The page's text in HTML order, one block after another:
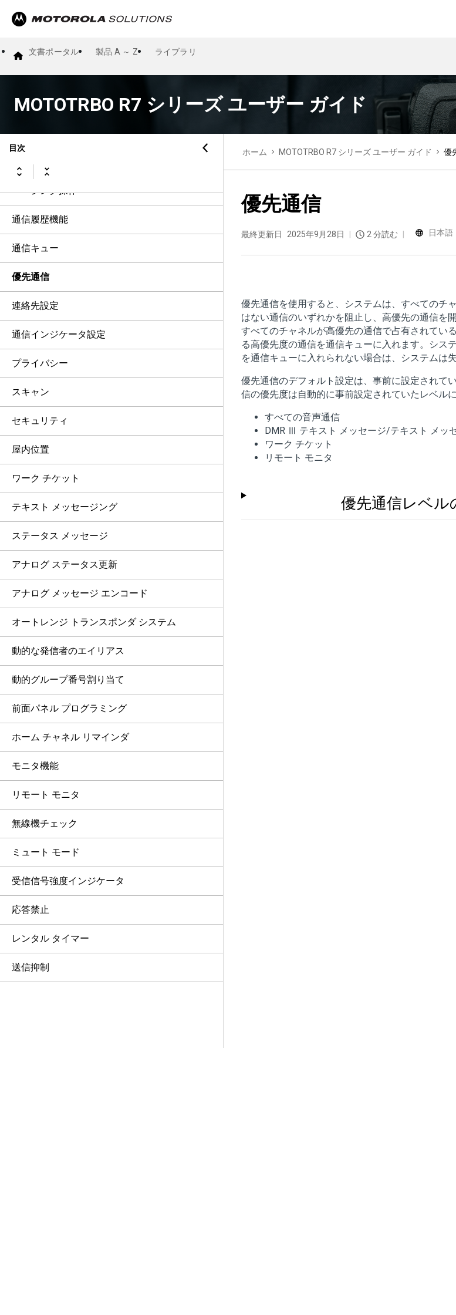
文書ポータル 製品 A ～ Z ライブラリ
MOTOTRBO R7 シリーズ ユーザー ガイド
目次
音声録音
オーディオ ルートの切り替え
接続
緊急操作
フォール アラート
ローン ワーカー
ページング操作
通信履歴機能
通信キュー
優先通信
連絡先設定
通信インジケータ設定
プライバシー
スキャン
セキュリティ
屋内位置
ワーク チケット
テキスト メッセージング
ステータス メッセージ
アナログ ステータス更新
アナログ メッセージ エンコード
オートレンジ トランスポンダ システム
動的な発信者のエイリアス
動的グループ番号割り当て
前面パネル プログラミング
ホーム チャネル リマインダ
モニタ機能
リモート モニタ
無線機チェック
ミュート モード
受信信号強度インジケータ
応答禁止
レンタル タイマー
送信抑制
ホーム MOTOTRBO R7 シリーズ ユーザー ガイド 優
優先通信
最終更新日 2025年9月28日 2 分読む 日本語
優先通信を使用すると、システムは、すべてのチ
はない通信のいずれかを阻止し、高優先の通信を
すべてのチャネルが高優先の通信で占有されてい
る高優先度の通信を通信キューに入れます。シス
を通信キューに入れられない場合は、システムは
優先通信のデフォルト設定は、事前に設定されて
信の優先度は自動的に事前設定されていたレベルに
すべての音声通信
DMR Ⅲ テキスト メッセージ/テキスト メッ
ワーク チケット
リモート モニタ
優先通信レベル